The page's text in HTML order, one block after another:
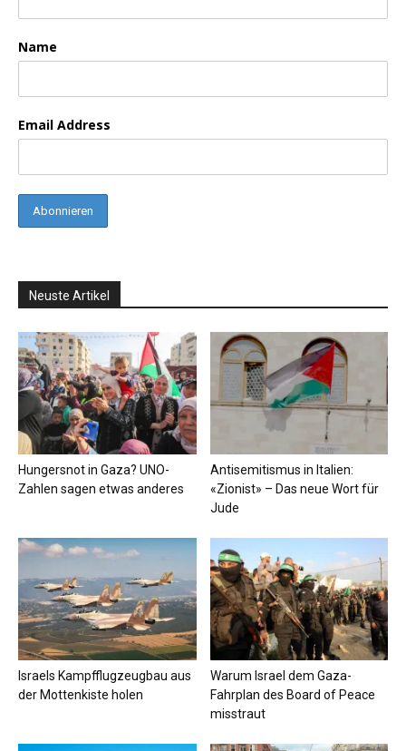
Name
Email Address
Neuste Artikel
Hungersnot in Gaza? UNO-
Zahlen sagen etwas anderes
Antisemitismus in Italien:
«Zionist» – Das neue Wort für
Jude
Israels Kampfflugzeugbau aus
der Mottenkiste holen
Warum Israel dem Gaza-
Fahrplan des Board of Peace
misstraut